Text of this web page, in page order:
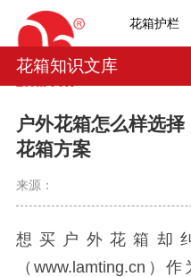
花箱护栏
花箱知识文库
户外花箱怎么样选
花箱方案
来源：
想买户外花箱却
（www.lamting.cn）